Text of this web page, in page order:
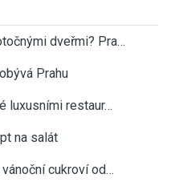
dveřmi? Pra…
Prahu
luxusními restaur…
na salát
cukroví od…